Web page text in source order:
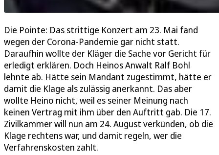
Die Pointe: Das strittige Konzert am 23. Mai fand
wegen der Corona-Pandemie gar nicht statt.
Daraufhin wollte der Kläger die Sache vor Gericht für
erledigt erklären. Doch Heinos Anwalt Ralf Bohl
lehnte ab. Hätte sein Mandant zugestimmt, hätte er
damit die Klage als zulässig anerkannt. Das aber
wollte Heino nicht, weil es seiner Meinung nach
keinen Vertrag mit ihm über den Auftritt gab. Die 17.
Zivilkammer will nun am 24. August verkünden, ob die
Klage rechtens war, und damit regeln, wer die
Verfahrenskosten zahlt.